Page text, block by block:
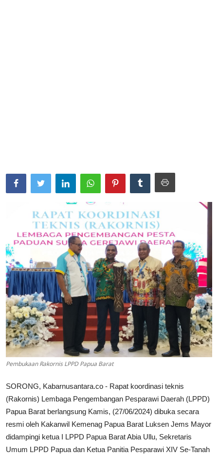
Pembukaan Rakornis LPPD Papua Barat
SORONG, Kabarnusantara.co - Rapat koordinasi teknis
(Rakornis) Lembaga Pengembangan Pesparawi Daerah (LPPD)
Papua Barat berlangsung Kamis, (27/06/2024) dibuka secara
resmi oleh Kakanwil Kemenag Papua Barat Luksen Jems Mayor
didampingi ketua I LPPD Papua Barat Abia Ullu, Sekretaris
Umum LPPD Papua dan Ketua Panitia Pesparawi XIV Se-Tanah